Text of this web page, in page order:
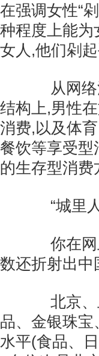
在强调女性“
种程度上能
女人,他们剁
从网络
结构上,男性
消费,以及体
餐饮等享受
的生存型消费
“城里人
你在网
数还折射出中
北京、
品、金银珠
水平(食品、